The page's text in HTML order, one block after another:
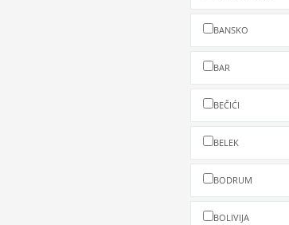
BANSKO
BAR
BEČIĆI
BELEK
BODRUM
BOLIVIJA